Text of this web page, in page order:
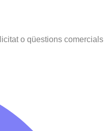
o qüestions comercials